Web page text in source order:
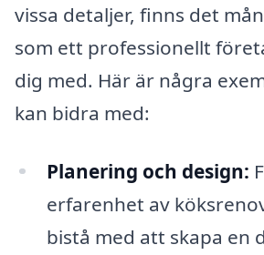
vissa detaljer, finns det
som ett professionellt
dig med. Här är några
kan bidra med:
Planering och design:
erfarenhet av
bistå med att skapa en